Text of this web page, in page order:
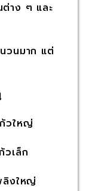
าง ๆ และ
นมาก แต่
หญ่
ล็ก
ใหญ่